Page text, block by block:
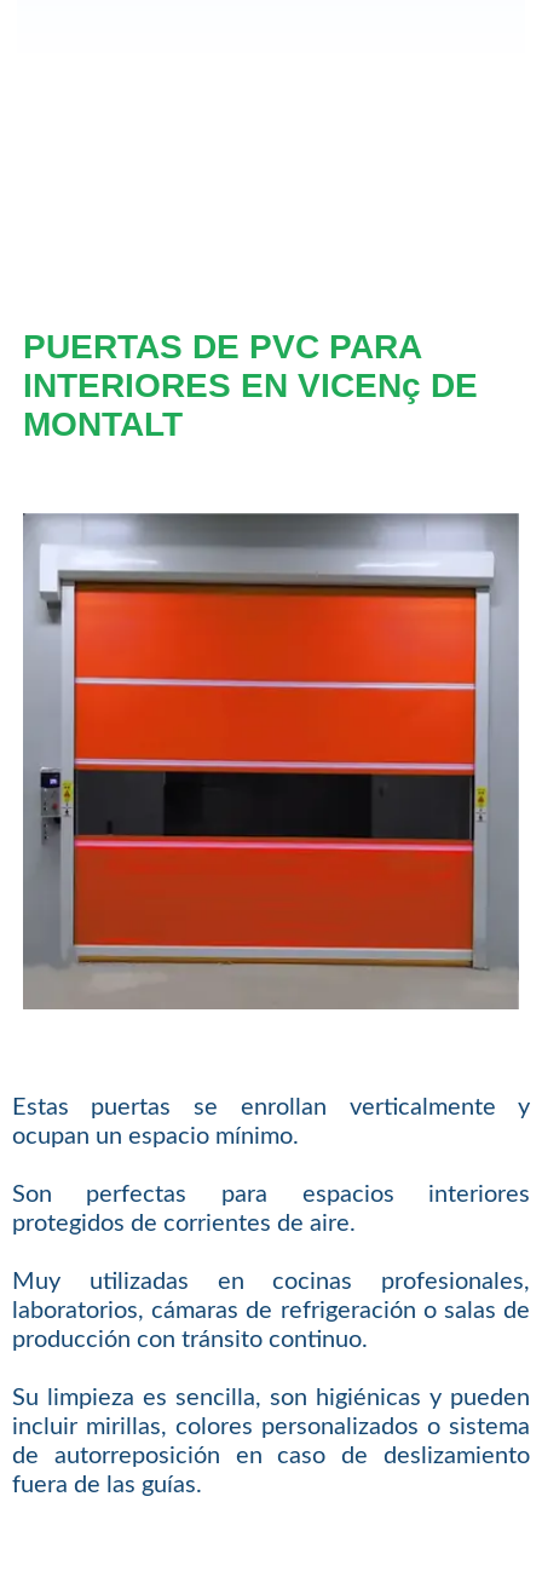
PUERTAS DE PVC PARA
INTERIORES EN VICENç DE
MONTALT
Estas puertas se enrollan verticalmente y
ocupan un espacio mínimo.
Son perfectas para espacios interiores
protegidos de corrientes de aire.
Muy utilizadas en cocinas profesionales,
laboratorios, cámaras de refrigeración o salas de
producción con tránsito continuo.
Su limpieza es sencilla, son higiénicas y pueden
incluir mirillas, colores personalizados o sistema
de autorreposición en caso de deslizamiento
fuera de las guías.